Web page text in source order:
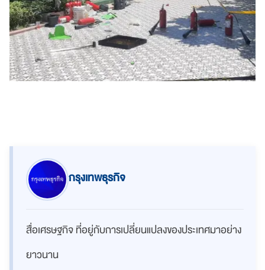
กรุงเทพธุรกิจ
สื่อเศรษฐกิจ ที่อยู่กับการเปลี่ยนแปลงของประเทศมาอย่าง
ยาวนาน